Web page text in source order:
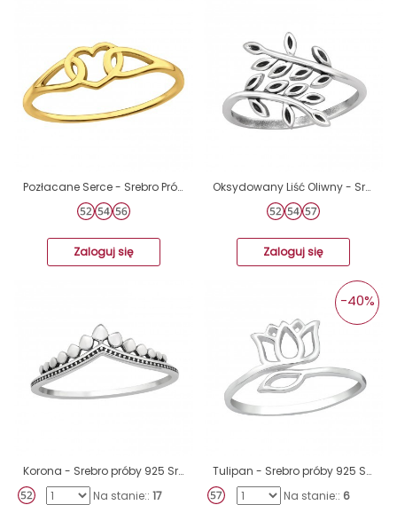
Pozłacane Serce - Srebro Próby 925 Srebrne Pierścionki A4S46472
Zaloguj się
Oksydowany Liść Oliwny - Srebro Próby 925 Srebrne Pierścionki A4S45226
Zaloguj się
Korona - Srebro próby 925 Srebrne pierścionki A4S46327
Na stanie:: 17
Tulipan - Srebro próby 925 Srebrne pierścionki A4S38956
-40%
Na stanie:: 6